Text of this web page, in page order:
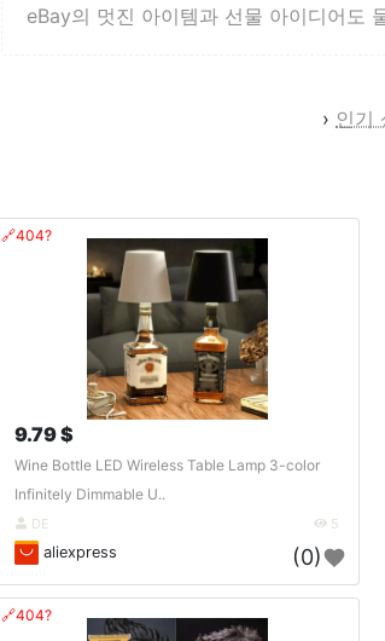
eBay의 멋진 아이템과 선물 아이디어도
› 인기
🔗404?
9.79 $
Wine Bottle LED Wireless Table Lamp 3-color
Infinitely Dimmable U..
DE 5
aliexpress (0)
🔗404?